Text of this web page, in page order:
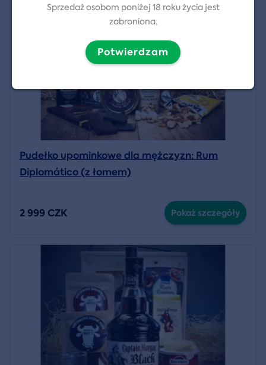
Pudełko upominkowe dla mężczyzn: Rum
Diplomático (z łomem)
2 999 CZK Pokaż szczegóły
Sprzedaż osobom poniżej 18 roku życia jest
zabroniona.
Potwierdzam